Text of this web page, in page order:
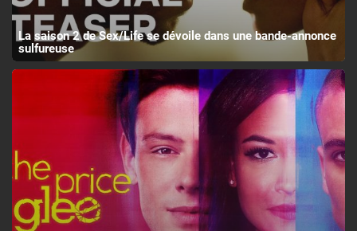
La saison 2 de Sex/Life se dévoile dans une bande-annonce
sulfureuse